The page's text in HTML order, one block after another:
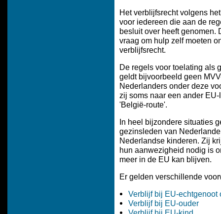
Het verblijfsrecht volgens
voor iedereen die aan de
besluit over heeft genomen.
vraag om hulp zelf moeten
verblijfsrecht.
De regels voor toelating als
geldt bijvoorbeeld geen
Nederlanders onder deze
zij soms naar een ander
'België-route'.
In heel bijzondere situaties
gezinsleden van
Nederlandse kinderen. Zij
hun aanwezigheid nodig is
meer in de EU kan blijven.
Er gelden verschillende
Verblijf bij EU-echtgenoot
Verblijf bij EU-ouder